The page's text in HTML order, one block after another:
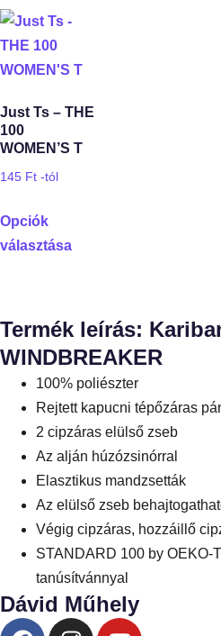
Just Ts – THE
100
WOMEN’S T
145 Ft -tól
Opciók
választása
Termék leírás:
WINDBREAKER
100% poliészter
Rejtett kapucni tépőzáras
2 cipzáras elülső zseb
Az alján húzózsinórral
Elasztikus mandzsetták
Az elülső zseb
Végig cipzáras, hozzáillő
STANDARD 100 by OEKO-
tanúsítvánnyal
Dávid Műhely